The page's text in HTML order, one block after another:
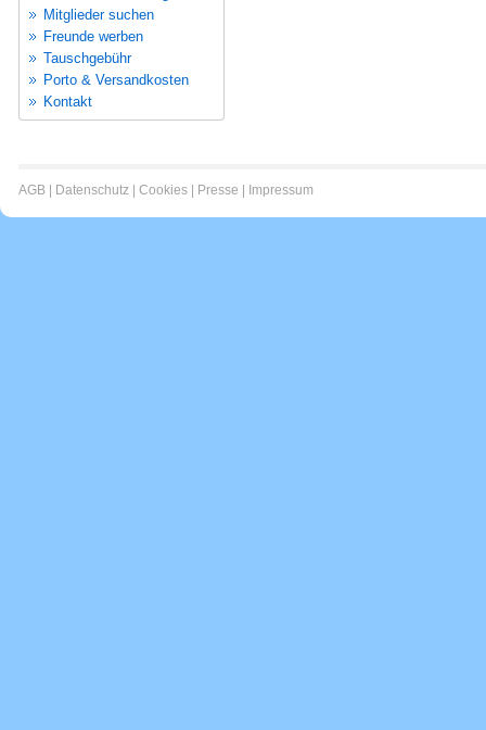
Mitglieder suchen
Freunde werben
Tauschgebühr
Porto & Versandkosten
Kontakt
AGB Datenschutz Cookies Presse Impressum